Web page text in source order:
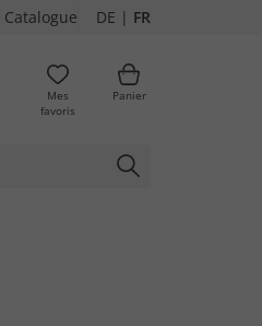
Catalogue DE | FR
Mes
favoris
Panier